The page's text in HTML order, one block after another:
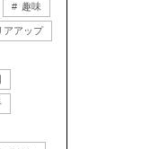
趣味
アアップ